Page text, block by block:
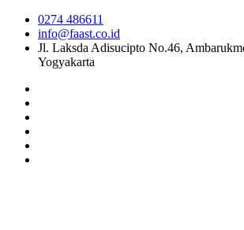
0274 486611
info@faast.co.id
Jl. Laksda Adisucipto No.46,
Yogyakarta